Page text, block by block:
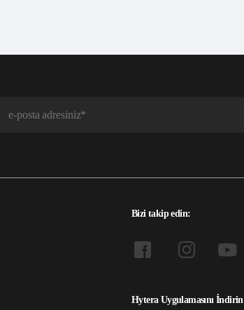
Bizi takip edin:
Hytera Uygulamasını İndirin